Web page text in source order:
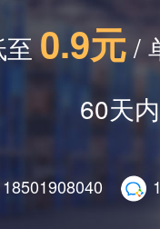
0.9元 /
60天
18501908040